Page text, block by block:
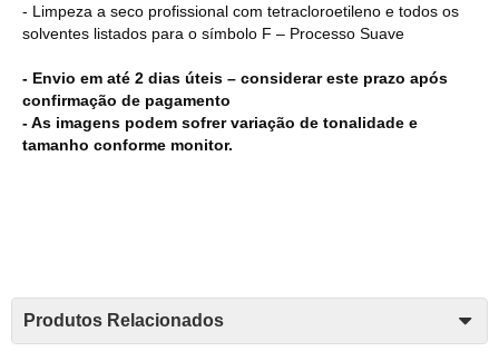
- Limpeza a seco profissional com tetracloroetileno e todos os
solventes listados para o símbolo F – Processo Suave
- Envio em até 2 dias úteis – considerar este prazo após
confirmação de pagamento
- As imagens podem sofrer variação de tonalidade e
tamanho conforme monitor.
Produtos Relacionados